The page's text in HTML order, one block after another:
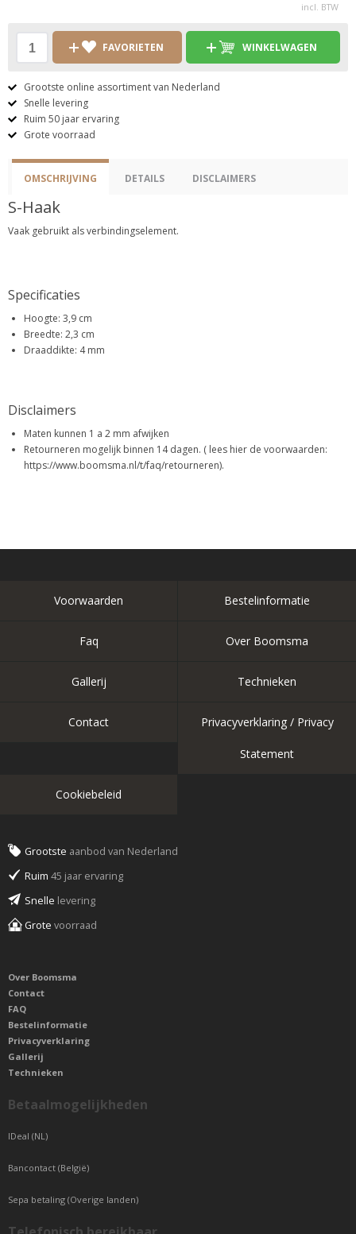
incl. BTW
FAVORIETEN WINKELWAGEN
Grootste online assortiment van Nederland
Snelle levering
Ruim 50 jaar ervaring
Grote voorraad
OMSCHRIJVING DETAILS DISCLAIMERS
S-Haak
Vaak gebruikt als verbindingselement.
Specificaties
Hoogte: 3,9 cm
Breedte: 2,3 cm
Draaddikte: 4 mm
Disclaimers
Maten kunnen 1 a 2 mm afwijken
Retourneren mogelijk binnen 14 dagen. ( lees hier de voorwaarden:
https://www.boomsma.nl/t/faq/retourneren).
Voorwaarden Bestelinformatie
Faq Over Boomsma
Gallerij Technieken
Contact Privacyverklaring / Privacy
Statement
Cookiebeleid
Grootste aanbod van Nederland
Ruim 45 jaar ervaring
Snelle levering
Grote voorraad
Over Boomsma
Contact
FAQ
Bestelinformatie
Privacyverklaring
Gallerij
Technieken
Betaalmogelijkheden
IDeal (NL)
Bancontact (België)
Sepa betaling (Overige landen)